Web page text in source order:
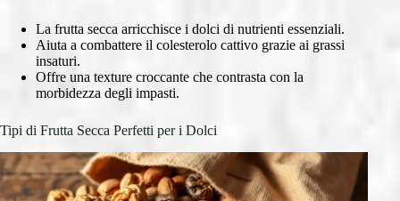
La frutta secca arricchisce i dolci di nutrienti essenziali.
Aiuta a combattere il colesterolo cattivo grazie ai grassi
insaturi.
Offre una texture croccante che contrasta con la
morbidezza degli impasti.
Tipi di Frutta Secca Perfetti per i Dolci